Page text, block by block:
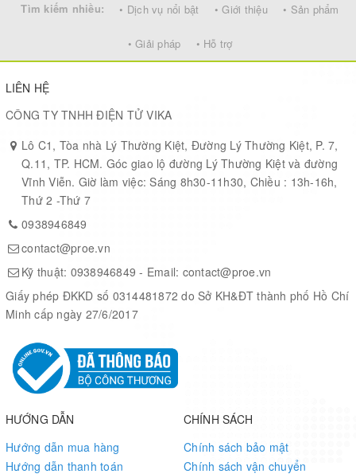
Tìm kiếm nhiều: • Dịch vụ nổi bật • Giới thiệu • Sản phẩm
• Giải pháp • Hỗ trợ
LIÊN HỆ
CÔNG TY TNHH ĐIỆN TỬ VIKA
Lô C1, Tòa nhà Lý Thường Kiệt, Đường Lý Thường Kiệt, P. 7,
Q.11, TP. HCM. Góc giao lộ đường Lý Thường Kiệt và đường
Vĩnh Viễn. Giờ làm việc: Sáng 8h30-11h30, Chiều : 13h-16h,
Thứ 2 -Thứ 7
0938946849
contact@proe.vn
Kỹ thuật: 0938946849 - Email: contact@proe.vn
Giấy phép ĐKKD số 0314481872 do Sở KH&ĐT thành phố Hồ Chí
Minh cấp ngày 27/6/2017
HƯỚNG DẪN
Hướng dẫn mua hàng
Hướng dẫn thanh toán
CHÍNH SÁCH
Chính sách bảo mật
Chính sách vận chuyển